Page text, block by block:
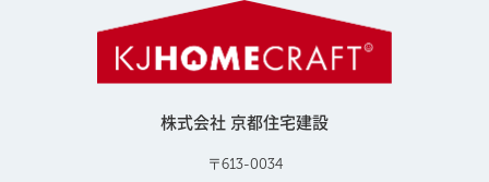
株式会社 京都住宅建設
〒613-0034